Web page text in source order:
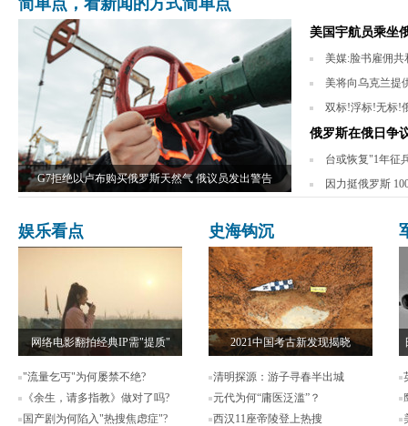
简单点，看新闻的方式简单点
G7拒绝以卢布购买俄罗斯天然气 俄议员发出警告
美国宇航员乘坐
美媒:脸书雇佣共
美将向乌克兰提
双标!浮标!无标!
俄罗斯在俄日争
台或恢复"1年征
因力挺俄罗斯
娱乐看点
网络电影翻拍经典IP需"提质"
"流量乞丐"为何屡禁不绝?
《余生，请多指教》做对了吗?
国产剧为何陷入"热搜焦虑症"?
史海钩沉
2021中国考古新发现揭晓
清明探源：游子寻春半出城
元代为何“庸医泛滥”？
西汉11座帝陵登上热搜